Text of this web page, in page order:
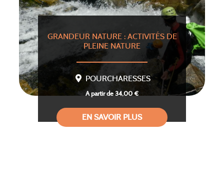
GRANDEUR NATURE : ACTIVITÉS DE
PLEINE NATURE
POURCHARESSES
A partir de 34,00 €
EN SAVOIR PLUS